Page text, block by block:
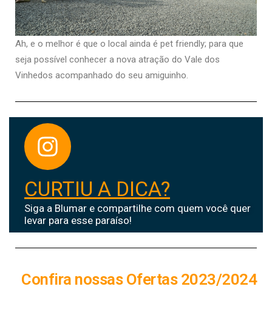
Ah, e o melhor é que o local ainda é pet friendly; para que
seja possível conhecer a nova atração do Vale dos
Vinhedos acompanhado do seu amiguinho.
CURTIU A DICA?
Siga a Blumar e compartilhe com quem você quer
levar para esse paraíso!
Confira nossas Ofertas 2023/2024